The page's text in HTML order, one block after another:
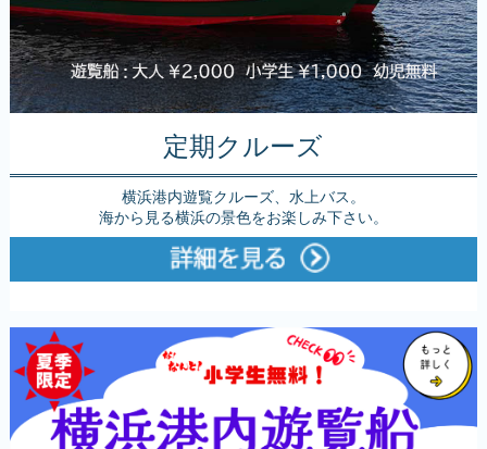
定期クルーズ
横浜港内遊覧クルーズ、水上バス。
海から見る横浜の景色をお楽しみ下さい。